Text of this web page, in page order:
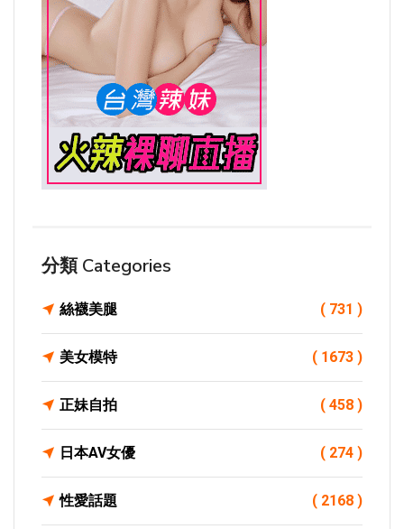
分類 Categories
絲襪美腿 ( 731 )
美女模特 ( 1673 )
正妹自拍 ( 458 )
日本AV女優 ( 274 )
性愛話題 ( 2168 )